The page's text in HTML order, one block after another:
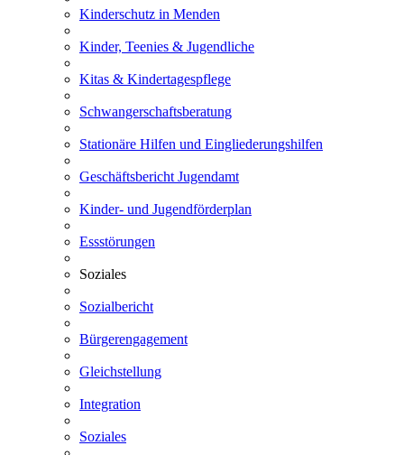
Kinderschutz in Menden
Kinder, Teenies & Jugendliche
Kitas & Kindertagespflege
Schwangerschaftsberatung
Stationäre Hilfen und Eingliederungshilfen
Geschäftsbericht Jugendamt
Kinder- und Jugendförderplan
Essstörungen
Soziales
Sozialbericht
Bürgerengagement
Gleichstellung
Integration
Soziales